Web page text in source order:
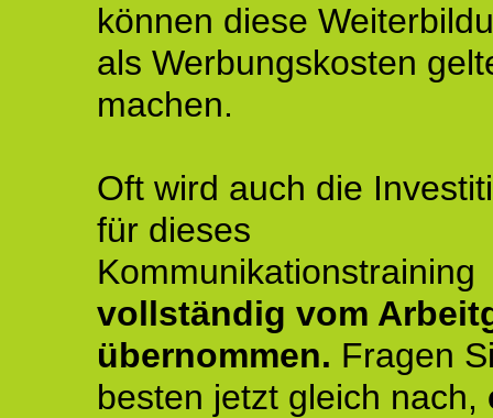
können diese
als Werbungskosten
machen.
Oft wird auch die
für dieses
Kommunikationstraining
vollständig vom
übernommen. Fragen
besten jetzt gleich nach,